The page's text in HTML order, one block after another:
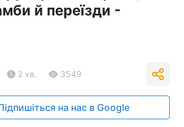
й переїзди -
2 хв. 3549
на нас в Google